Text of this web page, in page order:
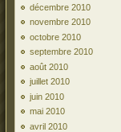
décembre 2010
novembre 2010
octobre 2010
septembre 2010
août 2010
juillet 2010
juin 2010
mai 2010
avril 2010